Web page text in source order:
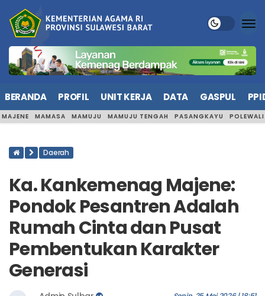
BERANDA PROFIL UNIT KERJA DATA GASPUL
Ka. Kankemenag Majene:
Pondok Pesantren Adalah
Rumah Cinta dan Pusat
Pembentukan Karakter
Generasi